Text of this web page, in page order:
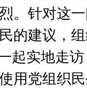
。针对这
的建议，
起实地走
用党组织